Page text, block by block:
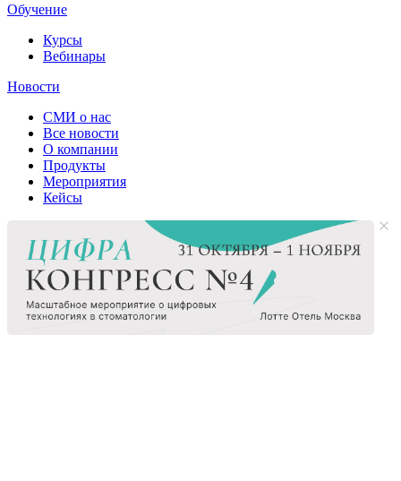
Обучение
Курсы
Вебинары
Новости
СМИ о нас
Все новости
О компании
Продукты
Мероприятия
Кейсы